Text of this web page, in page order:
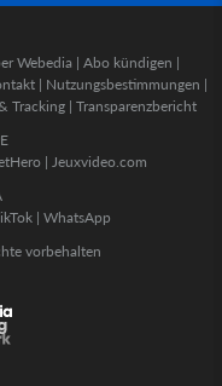
Webedia | Abo kündigen |
| Nutzungsbestimmungen |
Tracking | Transparenzbericht
| Jeuxvideo.com
| WhatsApp
vorbehalten